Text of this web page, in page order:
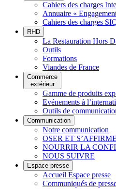
Cahiers des charges
Annuaire «
Cahiers des charges
RHD
La Restauration Hors
Outils
Formations
Viandes de France
Commerce
extérieur
Gamme de produits
Evénements à
Outils de
Communication
Notre communication
OSER ET
NOURRIR LA
NOUS SUIVRE
Espace presse
Accueil Espace presse
Communiqués de